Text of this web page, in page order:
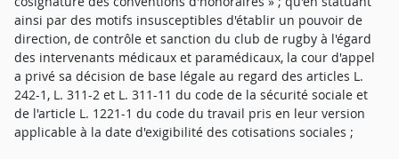
ainsi par des motifs insusceptibles d'établir un pouvoir de
direction, de contrôle et sanction du club de rugby à l'égard
des intervenants médicaux et paramédicaux, la cour d'appel
a privé sa décision de base légale au regard des articles L.
242-1, L. 311-2 et L. 311-11 du code de la sécurité sociale et
de l'article L. 1221-1 du code du travail pris en leur version
applicable à la date d'exigibilité des cotisations sociales ;